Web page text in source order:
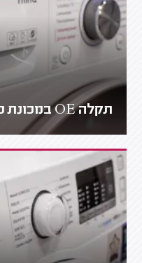
תקלה OE במכונת כביסה LG